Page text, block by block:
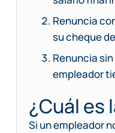
Renuncia
su cheque
Renuncia
empleador
¿Cuál es
Si un empleador